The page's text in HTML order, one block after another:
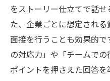
をストーリー仕立てで話
た、企業ごとに想定され
面接を行うことも効果的
の対応力」や「チームで
ポイントを押さえた回答を